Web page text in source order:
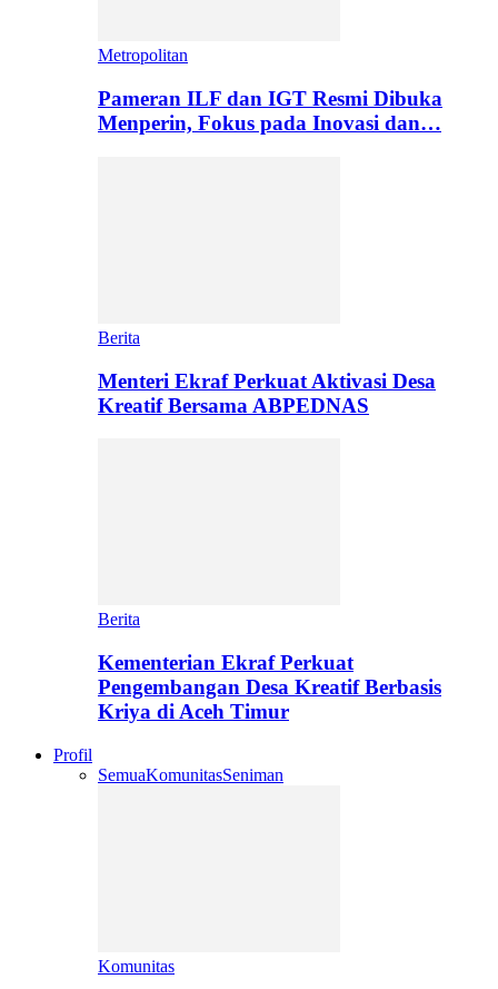
Metropolitan
Pameran ILF dan IGT Resmi Dibuka
Menperin, Fokus pada Inovasi dan…
Berita
Menteri Ekraf Perkuat Aktivasi Desa
Kreatif Bersama ABPEDNAS
Berita
Kementerian Ekraf Perkuat
Pengembangan Desa Kreatif Berbasis
Kriya di Aceh Timur
Profil
SemuaKomunitasSeniman
Komunitas